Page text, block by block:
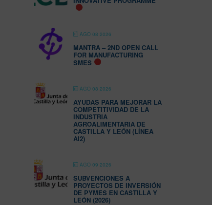
AGO 08 2026
MANTRA – 2ND OPEN CALL
FOR MANUFACTURING
SMES
AGO 08 2026
AYUDAS PARA MEJORAR LA
COMPETITIVIDAD DE LA
INDUSTRIA
AGROALIMENTARIA DE
CASTILLA Y LEÓN (LÍNEA
AI2)
AGO 09 2026
SUBVENCIONES A
PROYECTOS DE INVERSIÓN
DE PYMES EN CASTILLA Y
LEÓN (2026)